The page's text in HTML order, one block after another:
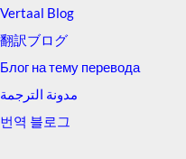
Vertaal Blog
翻訳ブログ
Блог на тему перевода
مدونة الترجمة
번역 블로그